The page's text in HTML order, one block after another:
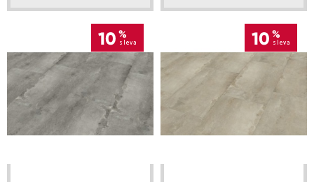
10 %
sleva 10 %
sleva